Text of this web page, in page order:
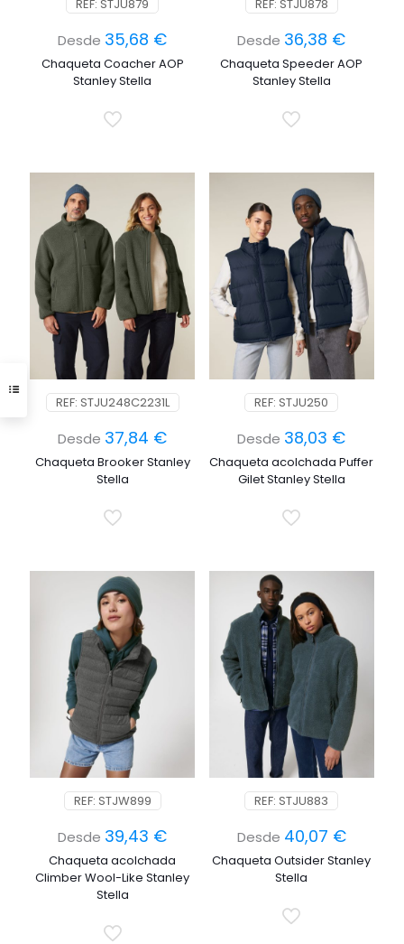
REF: STJU879
Desde 35,68 €
Chaqueta Coacher AOP
Stanley Stella
REF: STJU878
Desde 36,38 €
Chaqueta Speeder AOP
Stanley Stella
REF: STJU248C2231L
Desde 37,84 €
Chaqueta Brooker Stanley
Stella
REF: STJU250
Desde 38,03 €
Chaqueta acolchada Puffer
Gilet Stanley Stella
REF: STJW899
Desde 39,43 €
Chaqueta acolchada
Climber Wool-Like Stanley
Stella
REF: STJU883
Desde 40,07 €
Chaqueta Outsider Stanley
Stella